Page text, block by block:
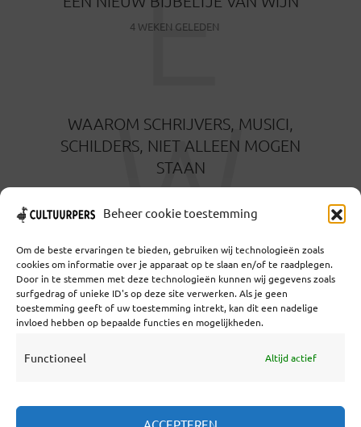
Beheer cookie toestemming
Om de beste ervaringen te bieden, gebruiken wij technologieën zoals
cookies om informatie over je apparaat op te slaan en/of te raadplegen.
Door in te stemmen met deze technologieën kunnen wij gegevens zoals
surfgedrag of unieke ID's op deze site verwerken. Als je geen
toestemming geeft of uw toestemming intrekt, kan dit een nadelige
invloed hebben op bepaalde functies en mogelijkheden.
Functioneel Altijd actief
ACCEPTEREN
4 WEKEN GELEDEN
WAAROM SCHRIJVERS, MUSICI,
SCHILDERS, NIET ALLEEN MOGEN
STAAN
W
Coöperatief Cultureel Persbureau U.A. | Salzburg 29 |
3524KS Utrecht | KvK: 55573592 |Btw: